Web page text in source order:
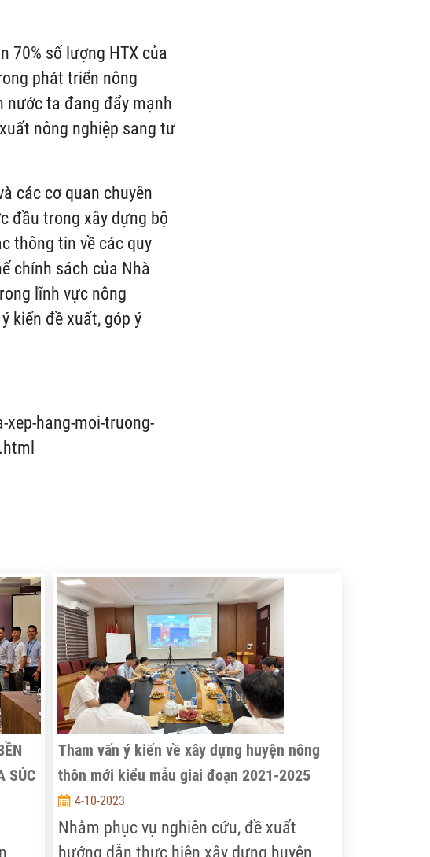
70% số lượng HTX của
phát triển nông
nước ta đang đẩy mạnh
nông nghiệp sang tư
các cơ quan chuyên
đầu trong xây dựng bộ
thông tin về các quy
chính sách của Nhà
lĩnh vực nông
kiến đề xuất, góp ý
hang-moi-truong-
SÚC
Tham vấn ý kiến về xây dựng huyện nông
thôn mới kiểu mẫu giai đoạn 2021-2025
4-10-2023
Nhằm phục vụ nghiên cứu, đề xuất
hướng dẫn thực hiện xây dựng huyện